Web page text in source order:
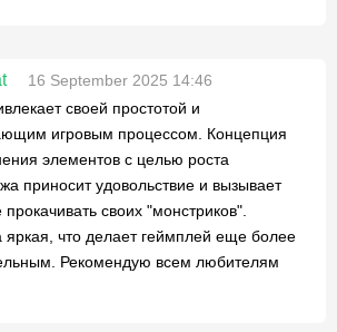
16 September 2025 14:46
своей простотой и
игровым процессом. Концепция
элементов с целью роста
приносит удовольствие и вызывает
своих "монстриков".
яркая, что делает геймплей еще более
Рекомендую всем любителям